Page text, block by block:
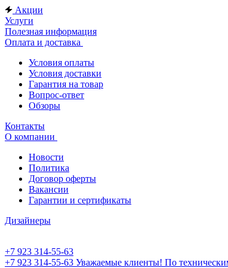
Акции
Услуги
Полезная информация
Оплата и доставка
Условия оплаты
Условия доставки
Гарантия на товар
Вопрос-ответ
Обзоры
Контакты
О компании
Новости
Политика
Договор оферты
Вакансии
Гарантии и сертификаты
Дизайнеры
+7 923 314-55-63
+7 923 314-55-63 Уважаемые клиенты! По